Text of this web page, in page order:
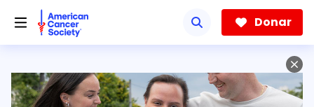
hacia
contenido
Donar